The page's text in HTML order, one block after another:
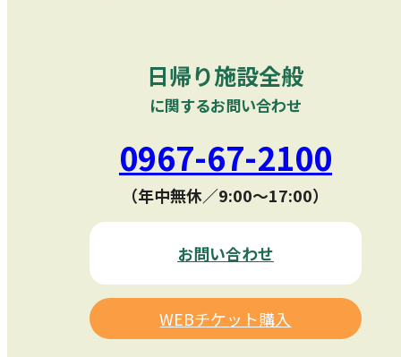
日帰り施設全般
に関するお問い合わせ
0967-67-2100
（年中無休／9:00〜17:00）
お問い合わせ
WEBチケット購入